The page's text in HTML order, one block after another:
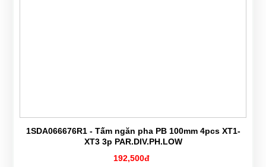
1SDA066676R1 - Tấm ngăn pha PB 100mm 4pcs XT1-
XT3 3p PAR.DIV.PH.LOW
192,500đ